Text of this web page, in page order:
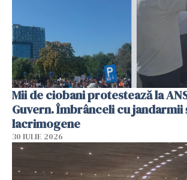
Mii de ciobani protestează la
Guvern. Îmbrânceli cu jandarmii
lacrimogene
30 IULIE 2026